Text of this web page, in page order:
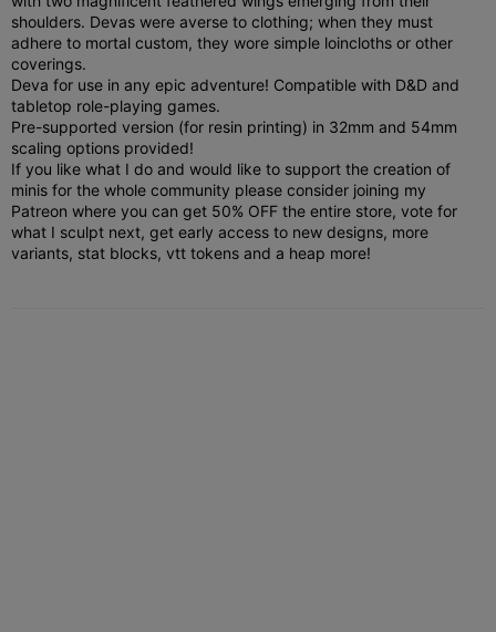
shoulders. Devas were averse to clothing; when they must
adhere to mortal custom, they wore simple loincloths or other
coverings.
Deva for use in any epic adventure! Compatible with D&D and
tabletop role-playing games.
Pre-supported version (for resin printing) in 32mm and 54mm
scaling options provided!
If you like what I do and would like to support the creation of
minis for the whole community please consider joining my
Patreon where you can get 50% OFF the entire store, vote for
what I sculpt next, get early access to new designs, more
variants, stat blocks, vtt tokens and a heap more!